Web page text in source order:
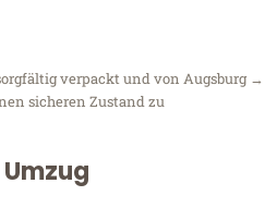
verpackt und von Augsburg →
sicheren Zustand zu